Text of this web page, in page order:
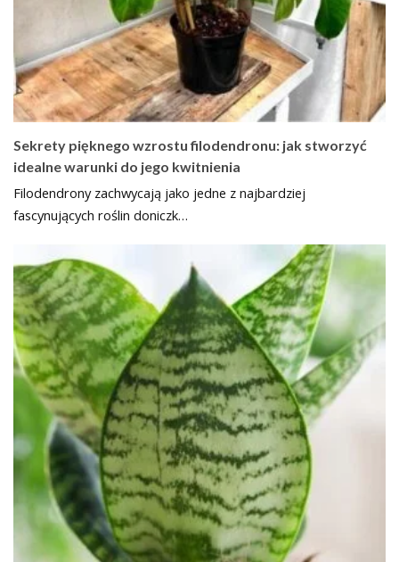
Sekrety pięknego wzrostu filodendronu: jak stworzyć
idealne warunki do jego kwitnienia
Filodendrony zachwycają jako jedne z najbardziej
fascynujących roślin doniczk…